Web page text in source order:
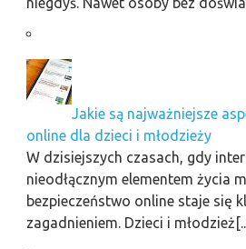
Jakie są najważniejsze
online dla dzieci i młodzieży
W dzisiejszych czasach, gdy
nieodłącznym elementem życia
bezpieczeństwo online staje się
zagadnieniem. Dzieci i